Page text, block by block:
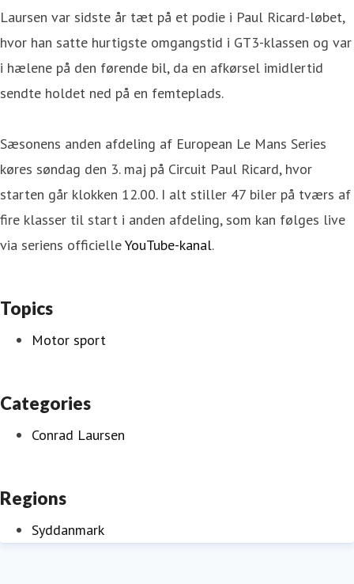
Laursen var sidste år tæt på et podie i Paul Ricard-løbet,
hvor han satte hurtigste omgangstid i GT3-klassen og var
i hælene på den førende bil, da en afkørsel imidlertid
sendte holdet ned på en femteplads.
Sæsonens anden afdeling af European Le Mans Series
køres søndag den 3. maj på Circuit Paul Ricard, hvor
starten går klokken 12.00. I alt stiller 47 biler på tværs af
fire klasser til start i anden afdeling, som kan følges live
via seriens officielleYouTube-kanal.
Topics
Motor sport
Categories
Conrad Laursen
Regions
Syddanmark